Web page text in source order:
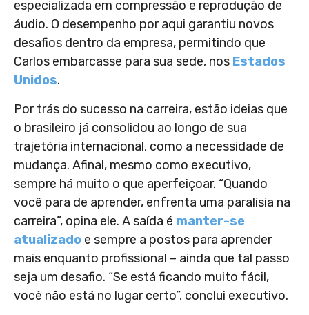
especializada em compressão e reprodução de
áudio. O desempenho por aqui garantiu novos
desafios dentro da empresa, permitindo que
Carlos embarcasse para sua sede, nos Estados
Unidos.
Por trás do sucesso na carreira, estão ideias que
o brasileiro já consolidou ao longo de sua
trajetória internacional, como a necessidade de
mudança. Afinal, mesmo como executivo,
sempre há muito o que aperfeiçoar. “Quando
você para de aprender, enfrenta uma paralisia na
carreira”, opina ele. A saída é manter-se
atualizado e sempre a postos para aprender
mais enquanto profissional – ainda que tal passo
seja um desafio. “Se está ficando muito fácil,
você não está no lugar certo”, conclui executivo.